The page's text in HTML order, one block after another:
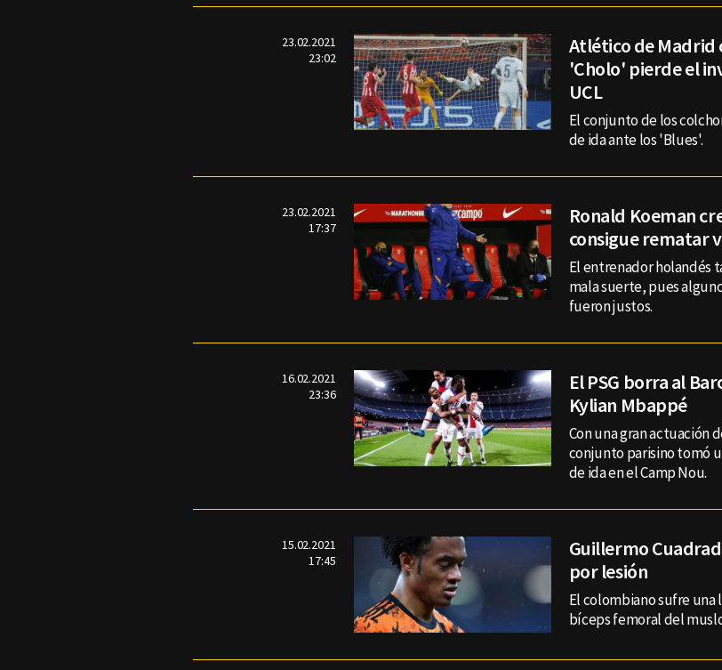
23.02.2021
23:02
Atlético de Madrid
'Cholo' pierde el
UCL
El conjunto de los
de ida ante los 'Blues'.
23.02.2021
17:37
Ronald Koeman
consigue rematar
El entrenador holandés
mala suerte, pues
fueron justos.
16.02.2021
23:36
El PSG borra al
Kylian Mbappé
Con una gran actuación
conjunto parisino tomó
de ida en el Camp Nou.
15.02.2021
17:45
Guillermo
por lesión
El colombiano sufre una
bíceps femoral del